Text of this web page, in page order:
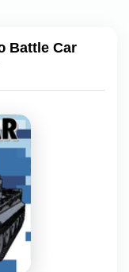
Battle Car